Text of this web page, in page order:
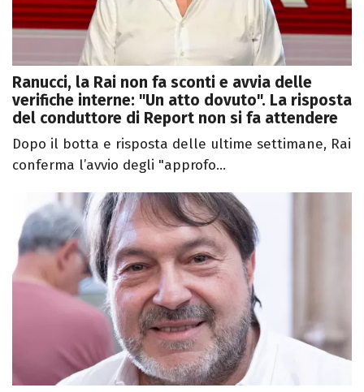
Ranucci, la Rai non fa sconti e avvia delle
verifiche interne: "Un atto dovuto". La risposta
del conduttore di Report non si fa attendere
Dopo il botta e risposta delle ultime settimane, Rai
conferma l’avvio degli "approfo...